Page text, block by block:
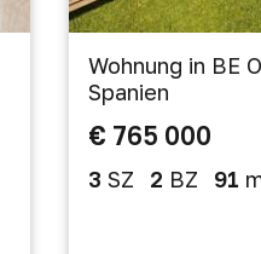
Wohnung in BE
Spanien
€ 765 000
3 SZ 2 BZ 91